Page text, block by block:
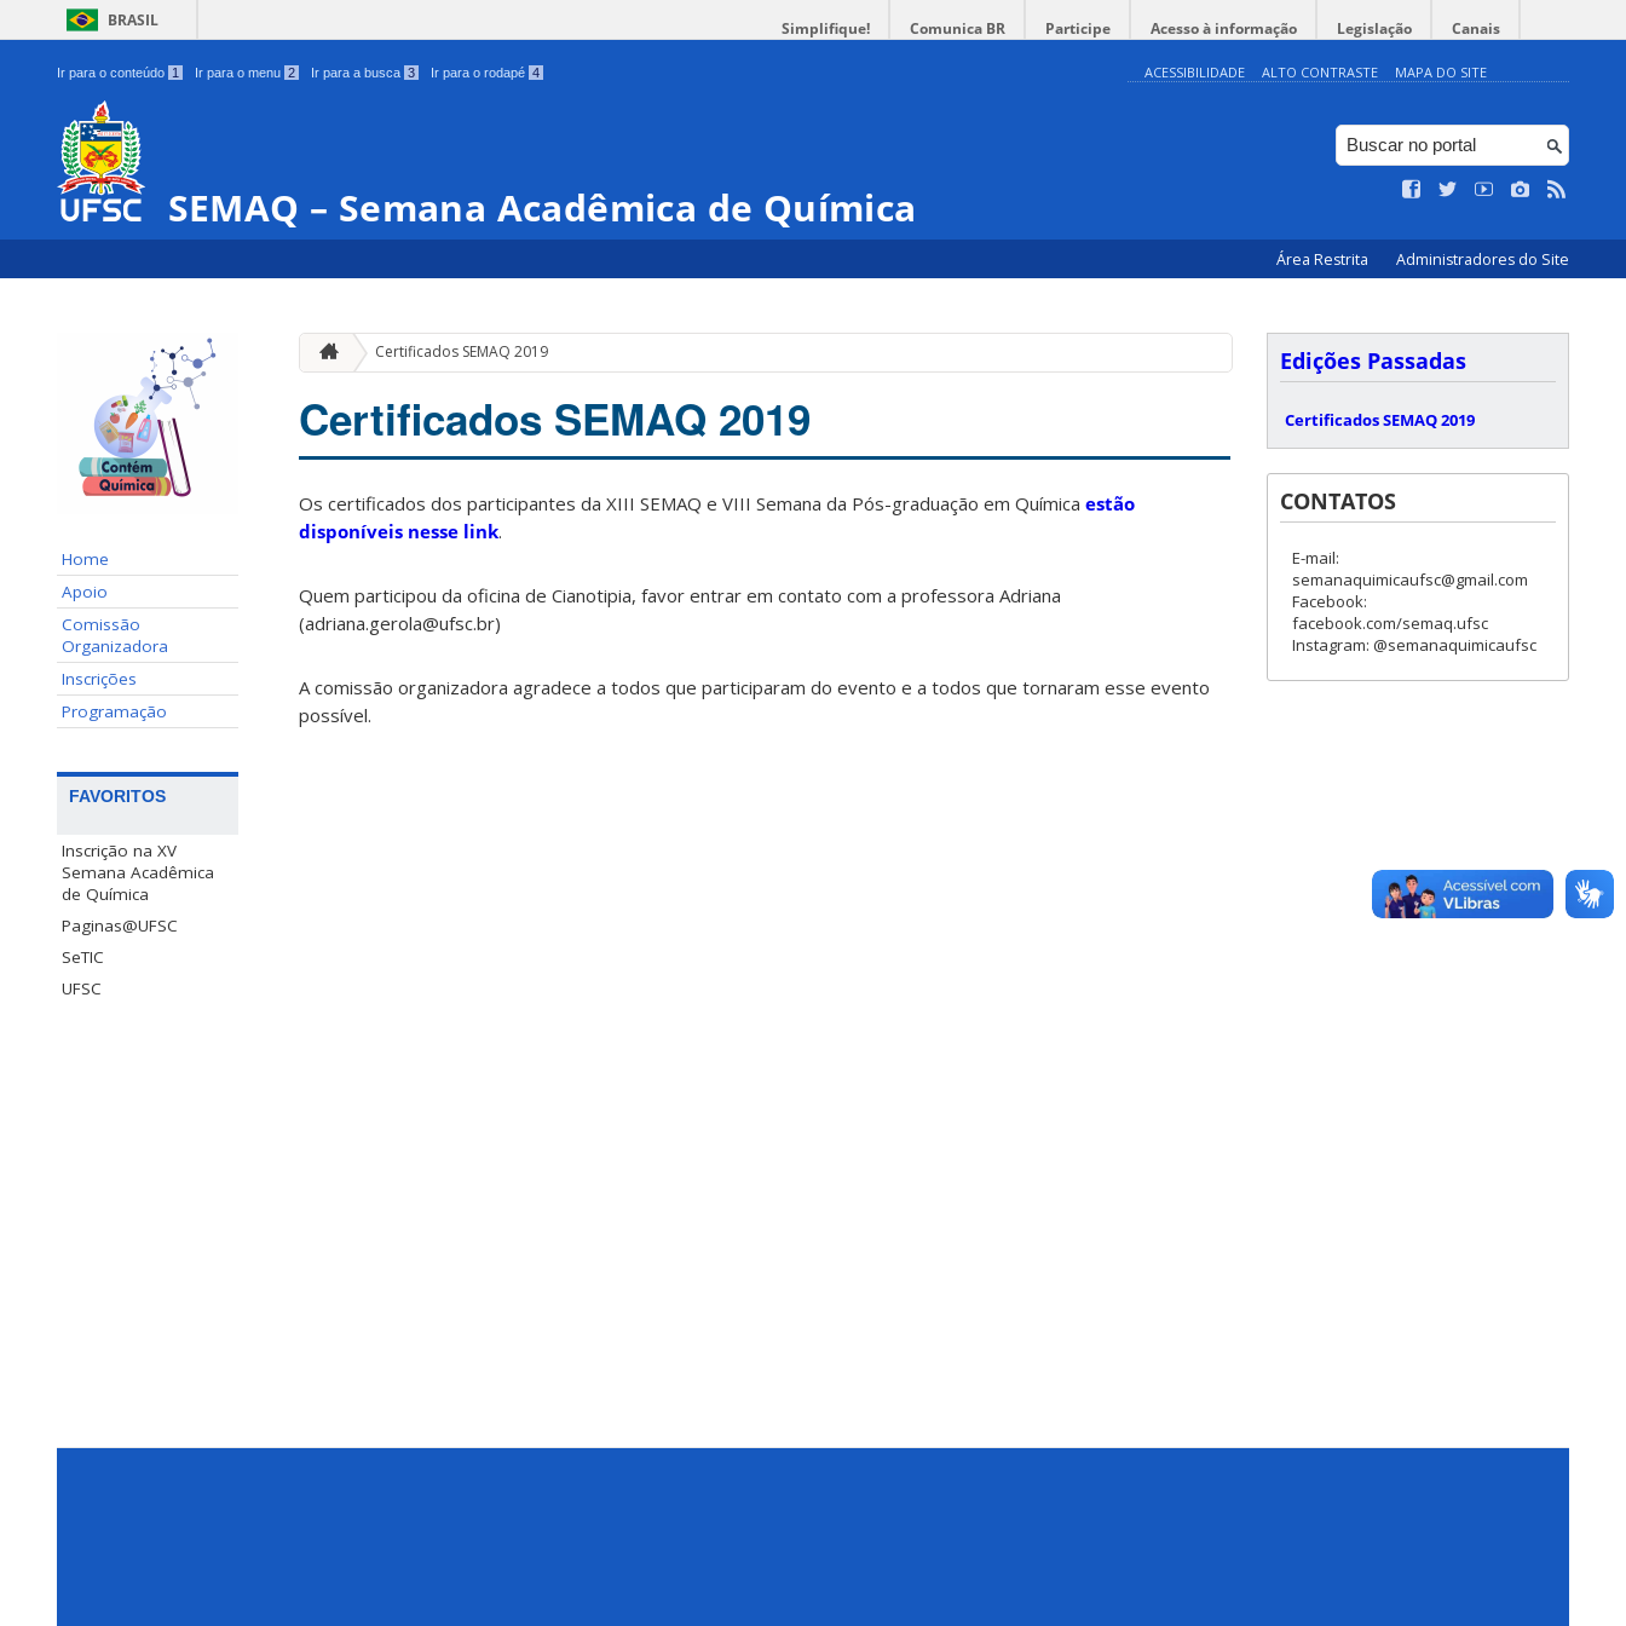
BRASIL Simplifique! Comunica BR Participe Acesso à informação Legislação Canais
Ir para o conteúdo 1 Ir para o menu 2 Ir para a busca 3 Ir para o rodapé 4 ACESSIBILIDADE ALTO CONTRASTE MAPA DO SITE
SEMAQ – Semana Acadêmica de Química
Área Restrita Administradores do Site
Home
Apoio
Comissão
Organizadora
Inscrições
Programação
FAVORITOS
Inscrição na XV
Semana Acadêmica
de Química
Paginas@UFSC
SeTIC
UFSC
Certificados SEMAQ 2019
Certificados SEMAQ 2019
Os certificados dos participantes da XIII SEMAQ e VIII Semana da Pós-graduação em Química estão
disponíveis nesse link.
Quem participou da oficina de Cianotipia, favor entrar em contato com a professora Adriana
(adriana.gerola@ufsc.br)
A comissão organizadora agradece a todos que participaram do evento e a todos que tornaram esse evento
possível.
Edições Passadas
Certificados SEMAQ 2019
CONTATOS
E-mail:
semanaquimicaufsc@gmail.com
Facebook:
facebook.com/semaq.ufsc
Instagram: @semanaquimicaufsc